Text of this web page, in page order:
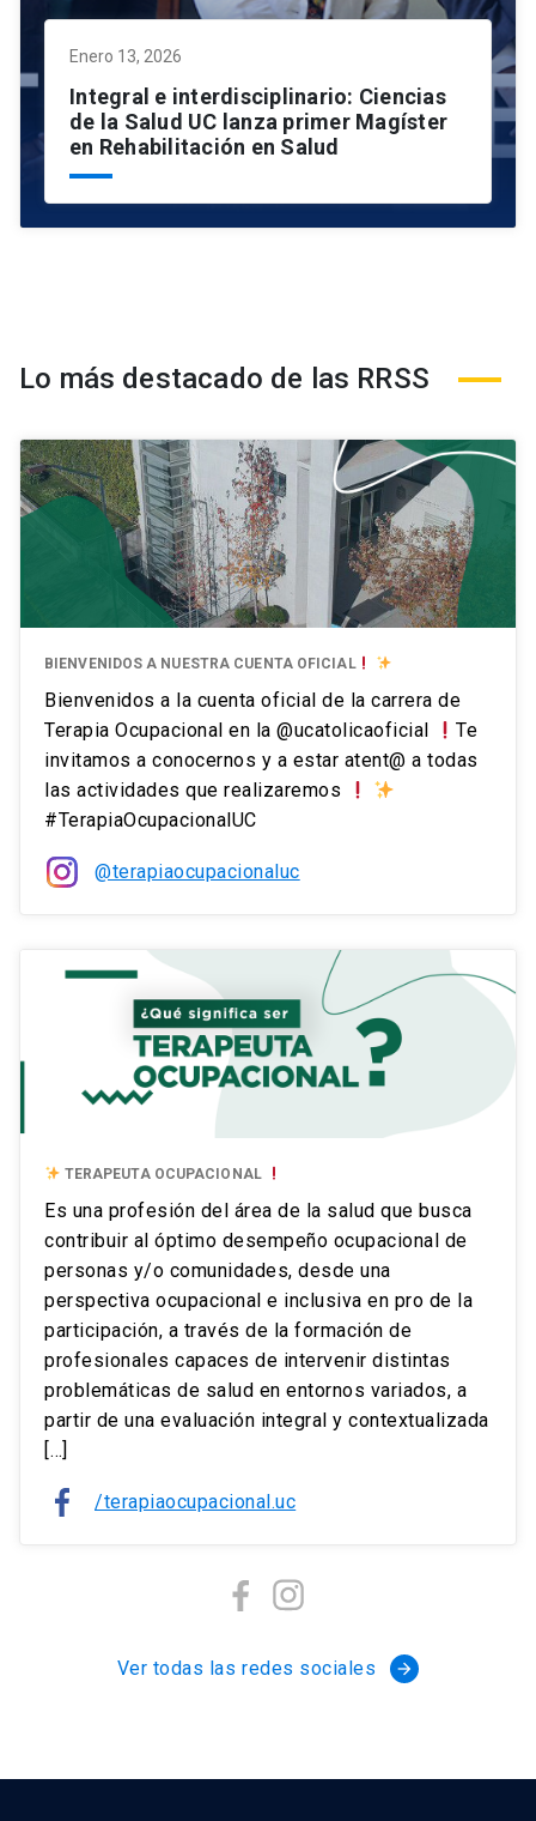
Enero 13, 2026
Integral e interdisciplinario: Ciencias
de la Salud UC lanza primer Magíster
en Rehabilitación en Salud
Lo más destacado de las RRSS
BIENVENIDOS A NUESTRA CUENTA OFICIAL
Bienvenidos a la cuenta oficial de la carrera de
Terapia Ocupacional en la @ucatolicaoficial
Te
invitamos a conocernos y a estar atent@ a todas
las actividades que realizaremos
#TerapiaOcupacionalUC
@terapiaocupacionaluc
TERAPEUTA OCUPACIONAL
Es una profesión del área de la salud que busca
contribuir al óptimo desempeño ocupacional de
personas y/o comunidades, desde una
perspectiva ocupacional e inclusiva en pro de la
participación, a través de la formación de
profesionales capaces de intervenir distintas
problemáticas de salud en entornos variados, a
partir de una evaluación integral y contextualizada
[…]
/terapiaocupacional.uc
Ver todas las redes sociales arrow_forward